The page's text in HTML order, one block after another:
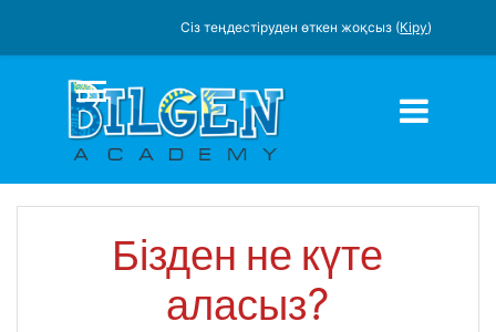
SIDE PANEL
Сіз теңдестіруден өткен жоқсыз (Кіру)
Бізден не күте
аласыз?